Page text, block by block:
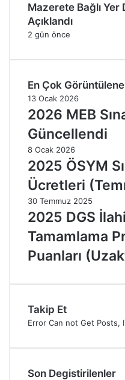
Mazerete Bağlı Yer
Açıklandı
2 gün önce
En Çok
13 Ocak 2026
2026 MEB
Güncellendi
8 Ocak 2026
2025 ÖSYM
Ücretleri
30 Temmuz 2025
2025 DGS
Tamamlama
Puanları
Takip Et
Error Can not Get Posts,
Son Degistirilenler